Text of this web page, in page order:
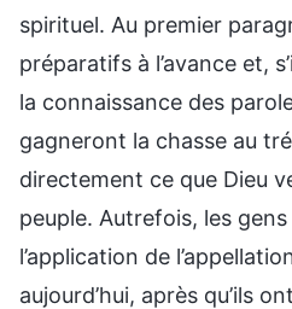
spirituel. Au premier
préparatifs à l’avance et,
la connaissance des
gagneront la chasse au
directement ce que Dieu
peuple. Autrefois, les
l’application de
aujourd’hui, après qu’ils